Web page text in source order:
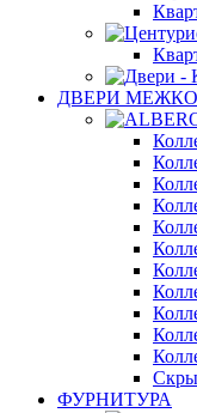
ДВЕРИ
ФУРНИТУРА